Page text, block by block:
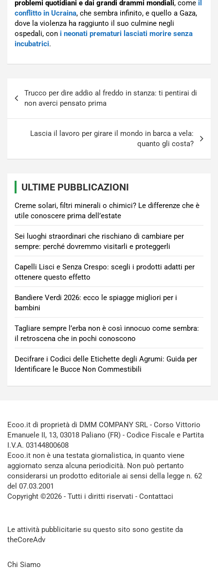
problemi quotidiani e dai grandi drammi mondiali, come il
conflitto in Ucraina, che sembra infinito, e quello a Gaza,
dove la violenza ha raggiunto il suo culmine negli
ospedali, con i neonati prematuri lasciati morire senza
incubatrici.
articoli
Trucco per dire addio al freddo in stanza: ti pentirai di
non averci pensato prima
Lascia il lavoro per girare il mondo in barca a vela:
quanto gli costa?
ULTIME PUBBLICAZIONI
Creme solari, filtri minerali o chimici? Le differenze che è
utile conoscere prima dell’estate
Sei luoghi straordinari che rischiano di cambiare per
sempre: perché dovremmo visitarli e proteggerli
Capelli Lisci e Senza Crespo: scegli i prodotti adatti per
ottenere questo effetto
Bandiere Verdi 2026: ecco le spiagge migliori per i
bambini
Tagliare sempre l’erba non è così innocuo come sembra:
il retroscena che in pochi conoscono
Decifrare i Codici delle Etichette degli Agrumi: Guida per
Identificare le Bucce Non Commestibili
Ecoo.it di proprietà di DMM COMPANY SRL - Corso Vittorio
Emanuele II, 13, 03018 Paliano (FR) - Codice Fiscale e Partita
I.V.A. 03144800608
Ecoo.it non è una testata giornalistica, in quanto viene
aggiornato senza alcuna periodicità. Non può pertanto
considerarsi un prodotto editoriale ai sensi della legge n. 62
del 07.03.2001
Copyright ©2026 - Tutti i diritti riservati - Contattaci
Le attività pubblicitarie su questo sito sono gestite da
theCoreAdv
Chi Siamo